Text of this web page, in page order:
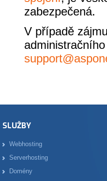
zabezpečená.
V případě
SLUŽBY
Webhosting
Serverhosting
Domény